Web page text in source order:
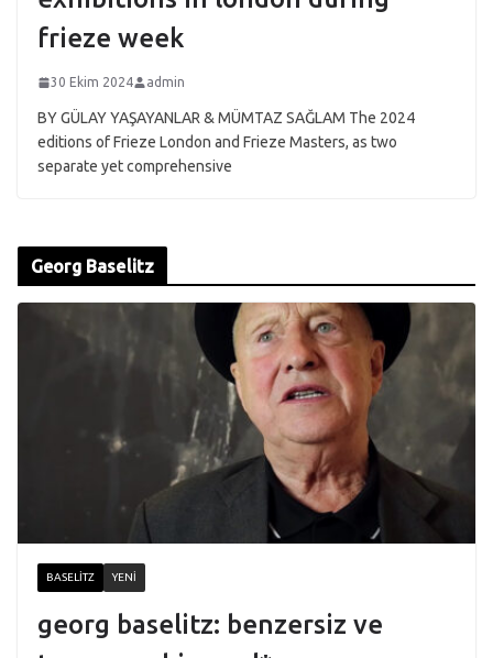
frieze week
30 Ekim 2024 admin
BY GÜLAY YAŞAYANLAR & MÜMTAZ SAĞLAM The 2024
editions of Frieze London and Frieze Masters, as two
separate yet comprehensive
Georg Baselitz
BASELITZ YENI
georg baselitz: benzersiz ve